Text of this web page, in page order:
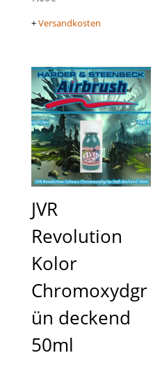
+Versandkosten
JVR
Revolution
Kolor
Chromoxydgr
ün deckend
50ml